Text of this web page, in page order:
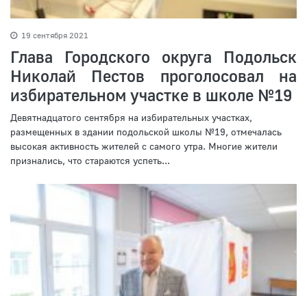
19 сентября 2021
Глава Городского округа Подольск
Николай Пестов проголосовал на
избирательном участке в школе №19
Девятнадцатого сентября на избирательных участках,
размещенных в здании подольской школы №19, отмечалась
высокая активность жителей с самого утра. Многие жители
признались, что стараются успеть...